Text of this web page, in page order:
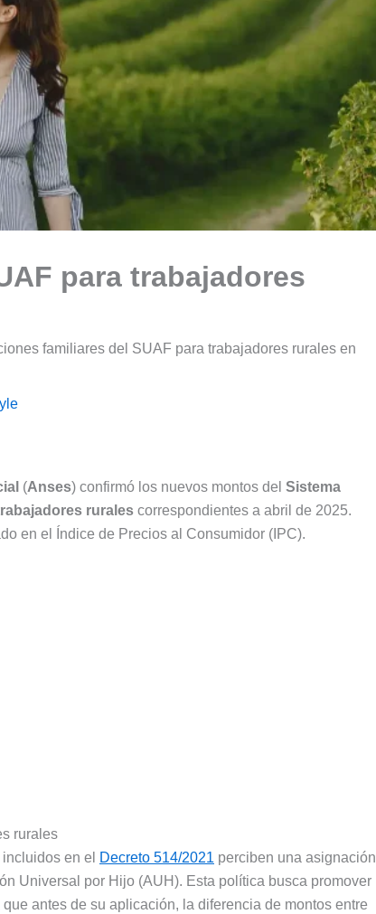
para trabajadores
familiares del SUAF para trabajadores rurales en
(Anses) confirmó los nuevos montos del Sistema
rurales correspondientes a abril de 2025.
en el Índice de Precios al Consumidor (IPC).
rurales
en el
Decreto 514/2021 perciben una asignación
Universal por Hijo (AUH). Esta política busca promover
antes de su aplicación, la diferencia de montos entre